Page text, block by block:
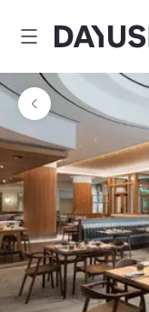
Dayuse